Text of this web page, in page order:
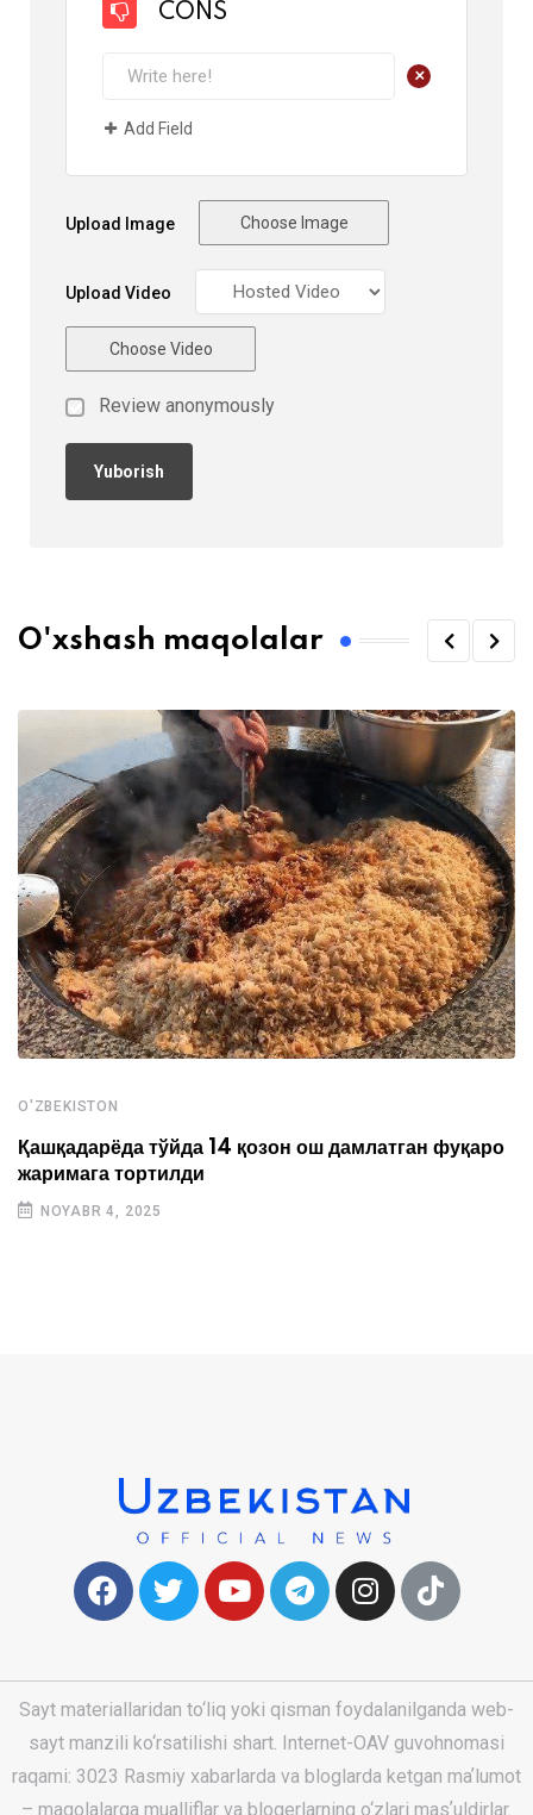
CONS
+
Add Field
Upload Image Choose Image
Upload Video
Choose Video
Review anonymously
O'xshash maqolalar
O'ZBEKISTON
Қашқадарёда тўйда 14 қозон ош дамлатган фуқаро
жаримага тортилди
NOYABR 4, 2025
Sayt materiallaridan to‘liq yoki qisman foydalanilganda web-
sayt manzili ko‘rsatilishi shart. Internet-OAV guvohnomasi
raqami: 3023 Rasmiy xabarlarda va bloglarda ketgan maʼlumot
– maqolalarga mualliflar va blogerlarning o‘zlari masʼuldirlar.